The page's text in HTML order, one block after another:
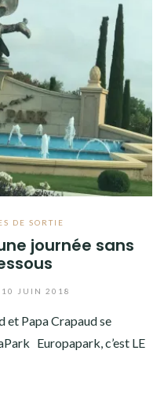
DE SORTIE
journée sans
10 JUIN 2018
et Papa Crapaud se
Europapark, c’est LE